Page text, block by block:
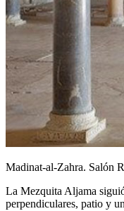
Madinat-al-Zahra. Salón
La Mezquita Aljama
perpendiculares, patio y